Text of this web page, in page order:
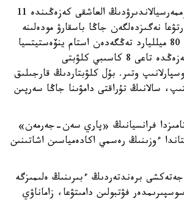
كاسىبي فۋتبولدى كوممەرسيالاندىرۋدىڭ العاشقى كەزەڭىندە 11
نەگىزدەلگەن جاڭا باسقارۋ مودەلىنە
كوشتى. وسى باعىتقا 80 ميلليارد تەڭگەدەن استام ينۆەستيتسيا
تارتىلدى. ەكىنشى كەزەڭدە تاعى 8 كاسىبي كلۋبتى
وتىر. بۇل كلۋبتاردىڭ قارجىلىق
سالانىڭ تۇراقتى دامۋىنا جاڭا سەرپىن
سالساق، 4 -تامىزدا فرانسيانىڭ «پاري سەن-جەرمەن»
ءوزىنىڭ رەسمي اكادەمياسىن اشاتىنىن
برەندتەردىڭ ءبىرىنىڭ ەلىمىزگە
فۋتبولىن دامىتۋعا، زاماناۋي